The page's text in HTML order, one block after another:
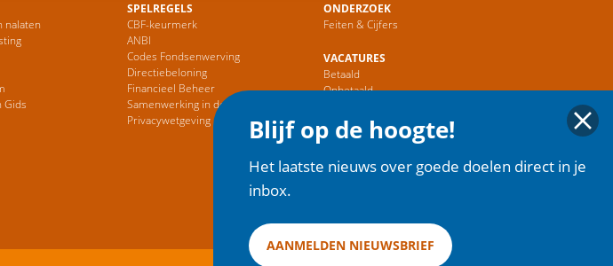
Blijf op de hoogte!
Het laatste nieuws over goede doelen direct in je
inbox.
AANMELDEN NIEUWSBRIEF
nalaten
Gids
SPELREGELS
CBF-keurmerk
ANBI
Codes Fondsenwerving
Directiebeloning
Financieel Beheer
Samenwerking in de Sector
Privacywetgeving
ONDERZOEK
Feiten & Cijfers
VACATURES
Betaald
Onbetaald
HOME